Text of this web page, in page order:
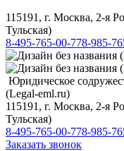
115191, г. Москва, 2-я
Тульская)
8-495-765-00-778-985-
Юридическое
(Legal-eml.ru)
115191, г. Москва, 2-я
Тульская)
8-495-765-00-778-985-
Заказать звонок